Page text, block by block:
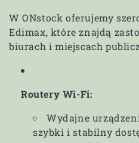
W ONstock oferujemy
Edimax, które znajdą
biurach i miejscach
Routery Wi-Fi:
Wydajne
szybki i stabilny